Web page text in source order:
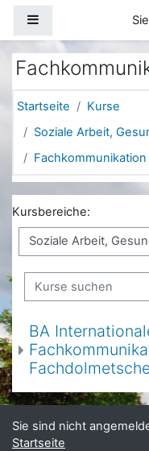
Website-Übersicht
Startseite
Kurse
Soziale Arbeit,
Fachkommunikation
Kursbereiche:
Kurse suchen
BA
Sie sind nicht
Startseite